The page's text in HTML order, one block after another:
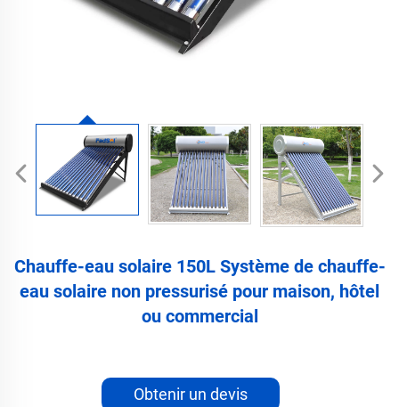
Chauffe-eau solaire 150L Système de chauffe-
eau solaire non pressurisé pour maison, hôtel
ou commercial
Obtenir un devis